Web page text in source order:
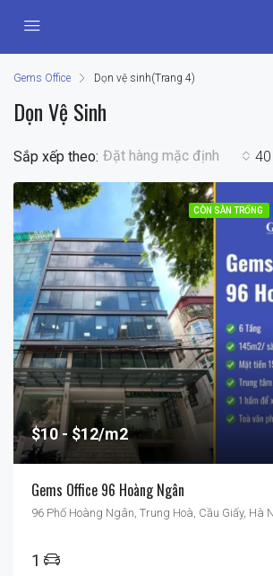
Gems Office Dọn vệ sinh(Trang 4)
Dọn Vệ Sinh
Sắp xếp theo: Đặt hàng mặc định
CÒN SÀN TRỐNG
$10 $12/m2
Gems Office 96 Hoàng Ngân
96 Phố Hoàng Ngân, Trung Hoà, Cầu Giấy, Hà
1